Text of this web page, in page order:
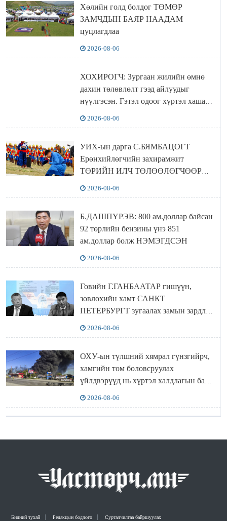
Хөлийн голд болдог ТӨМӨР
ЗАМЧДЫН БАЯР НААДАМ
цуцлагдлаа
2026-08-06
ХОХИРОГЧ: Зургаан жилийн өмнө
дахин төлөвлөлт гээд айлуудыг
нүүлгэсэн. Гэтэл одоог хүртэл хашаа
2026-08-06
УИХ-ын дарга С.БЯМБАЦОГТ
Ерөнхийлөгчийн захирамжит
ТӨРИЙН ИЛЧ ТӨЛӨӨЛӨГЧӨӨР
2026-08-06
Б.ДАШПҮРЭВ: 800 ам.доллар байсан
92 төрлийн бензины үнэ 851
ам.доллар болж НЭМЭГДСЭН
2026-08-06
Говийн Г.ГАНБААТАР гишүүн,
зөвлөхийн хамт САНКТ
ПЕТЕРБУРГТ зугаалах замын зардлаа
2026-08-06
ОХУ-ын түлшний хямрал гүнзгийрч,
хамгийн том боловсруулах
үйлдвэрүүд нь хүртэл халдлагын бай
2026-08-06
Бидний тухай Редакцын бодлого Сурталчилгаа байршуулах